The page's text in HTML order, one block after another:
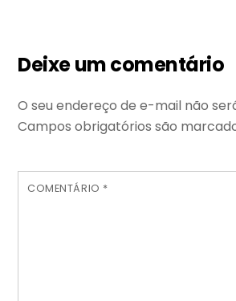
Deixe um comentário
O seu endereço de e-mail não
Campos obrigatórios são
COMENTÁRIO *